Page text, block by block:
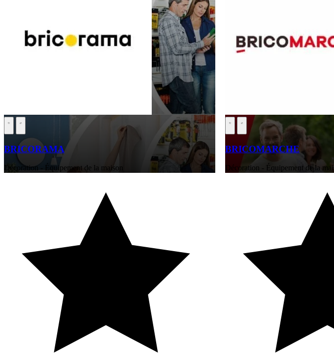
BRICORAMA
Décoration - Équipement de la maison
BRICOMARCHE
Décoration - Équipement de la